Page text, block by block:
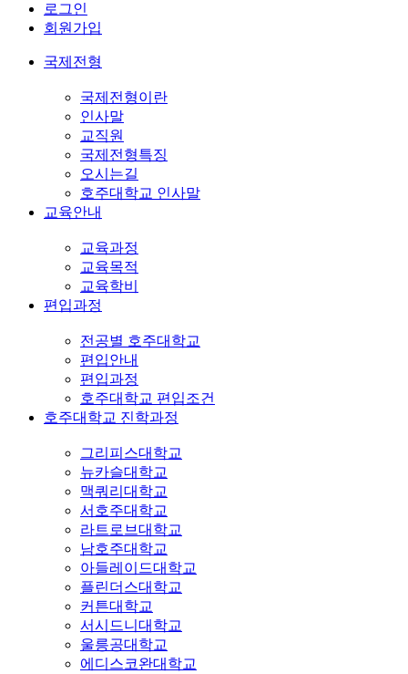
로그인
회원가입
국제전형
국제전형이란
인사말
교직원
국제전형특징
오시는길
호주대학교 인사말
교육안내
교육과정
교육목적
교육학비
편입과정
전공별 호주대학교
편입안내
편입과정
호주대학교 편입조건
호주대학교 진학과정
그리피스대학교
뉴카슬대학교
맥쿼리대학교
서호주대학교
라트로브대학교
남호주대학교
아들레이드대학교
플린더스대학교
커튼대학교
서시드니대학교
울릉공대학교
에디스코완대학교